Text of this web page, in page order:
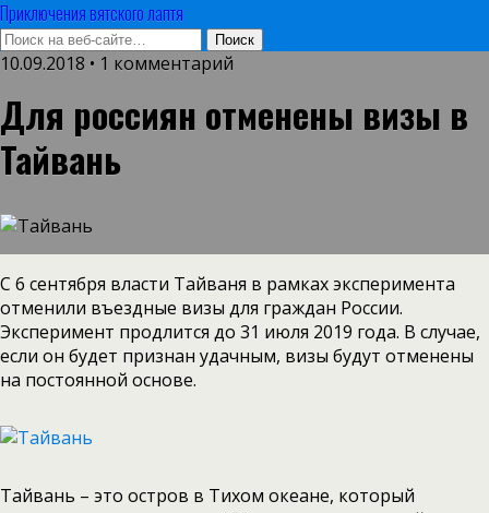
Приключения вятского лаптя
10.09.2018 • 1 комментарий
Для россиян отменены визы в
Тайвань
С 6 сентября власти Тайваня в рамках эксперимента
отменили въездные визы для граждан России.
Эксперимент продлится до 31 июля 2019 года. В случае,
если он будет признан удачным, визы будут отменены
на постоянной основе.
Тайвань – это остров в Тихом океане, который